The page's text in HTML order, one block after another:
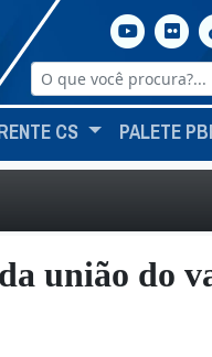
CS PALETE
união do